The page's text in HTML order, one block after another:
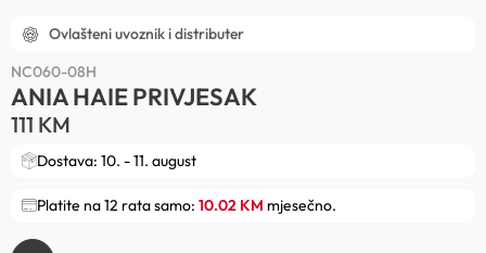
Ovlašteni uvoznik i distributer
NC060-08H
ANIA HAIE PRIVJESAK
111 KM
Dostava: 10. - 11. august
Platite na 12 rata samo: 10.02 KM mjesečno.